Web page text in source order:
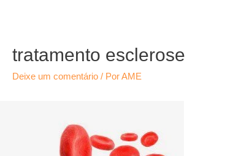
tratamento esclerose
Deixe um comentário / PorAME